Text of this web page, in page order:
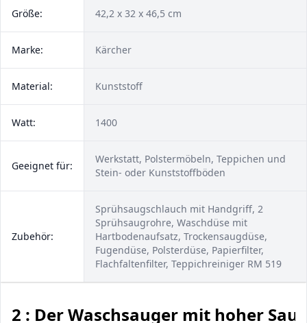
Größe: 42,2 x 32 x 46,5 cm
Marke: Kärcher
Material: Kunststoff
Watt: ‎1400
Geeignet für:
Werkstatt, Polstermöbeln, Teppichen und
Stein- oder Kunststoffböden
Zubehör:
Sprühsaugschlauch mit Handgriff, 2
Sprühsaugrohre, Waschdüse mit
Hartbodenaufsatz, Trockensaugdüse,
Fugendüse, Polsterdüse, Papierfilter,
Flachfaltenfilter, Teppichreiniger RM 519
2 : Der Waschsauger mit hoher